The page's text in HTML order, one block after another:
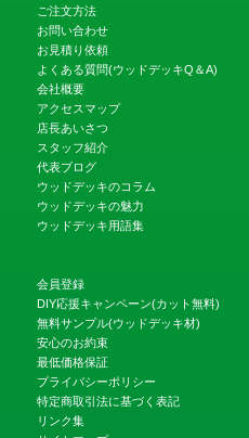
ご注文方法
お問い合わせ
お見積り依頼
よくある質問(ウッドデッキQ＆A)
会社概要
アクセスマップ
店長あいさつ
スタッフ紹介
代表ブログ
ウッドデッキのコラム
ウッドデッキの魅力
ウッドデッキ用語集
会員登録
DIY応援キャンペーン(カット無料)
無料サンプル(ウッドデッキ材)
安心のお約束
最低価格保証
プライバシーポリシー
特定商取引法に基づく表記
リンク集